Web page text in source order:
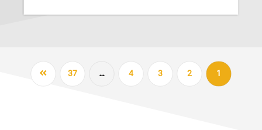
1
2
3
4
…
37